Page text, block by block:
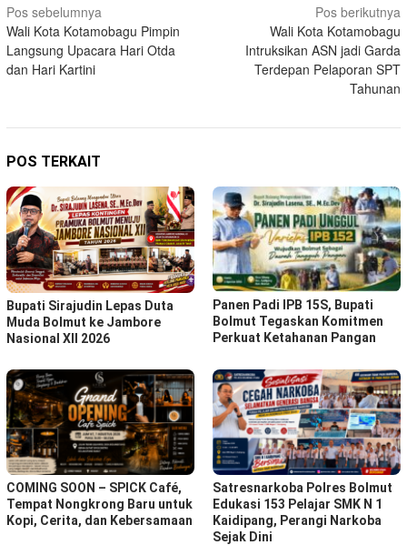
Navigasi
pos
Pos sebelumnya
Wali Kota Kotamobagu Pimpin
Langsung Upacara Hari Otda
dan Hari Kartini
Pos berikutnya
Wali Kota Kotamobagu
Intruksikan ASN jadi Garda
Terdepan Pelaporan SPT
Tahunan
POS TERKAIT
Bupati Sirajudin Lepas Duta
Muda Bolmut ke Jambore
Nasional XII 2026
Panen Padi IPB 15S, Bupati
Bolmut Tegaskan Komitmen
Perkuat Ketahanan Pangan
COMING SOON – SPICK Café,
Tempat Nongkrong Baru untuk
Kopi, Cerita, dan Kebersamaan
Satresnarkoba Polres Bolmut
Edukasi 153 Pelajar SMK N 1
Kaidipang, Perangi Narkoba
Sejak Dini